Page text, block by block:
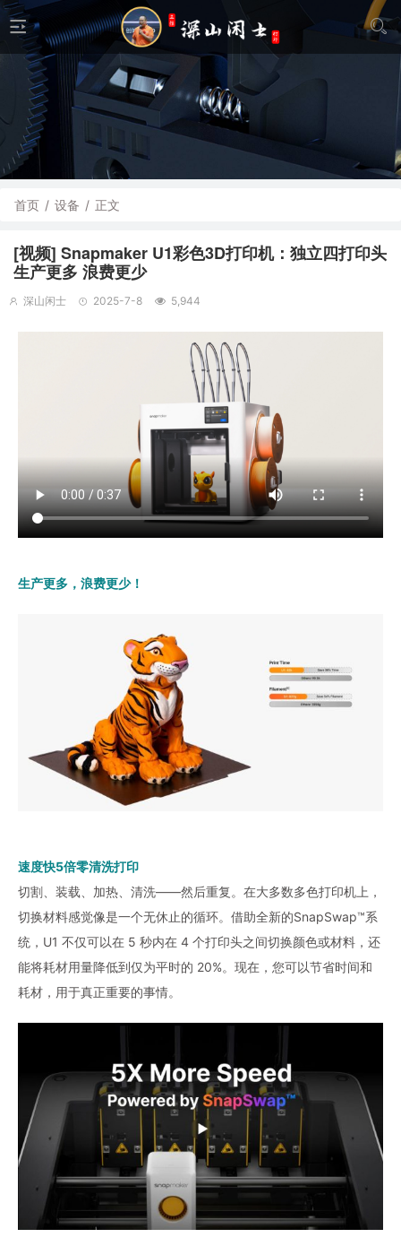
首页 / 设备 / 正文
[视频] Snapmaker U1彩色3D打印机：独立四打印头
生产更多 浪费更少
深山闲士 2025-7-8 5,944
生产更多，浪费更少！
速度快5倍零清洗打印
切割、装载、加热、清洗——然后重复。在大多数多色打印机上，
切换材料感觉像是一个无休止的循环。借助全新的SnapSwap™系
统，U1 不仅可以在 5 秒内在 4 个打印头之间切换颜色或材料，还
能将耗材用量降低到仅为平时的 20%。现在，您可以节省时间和
耗材，用于真正重要的事情。